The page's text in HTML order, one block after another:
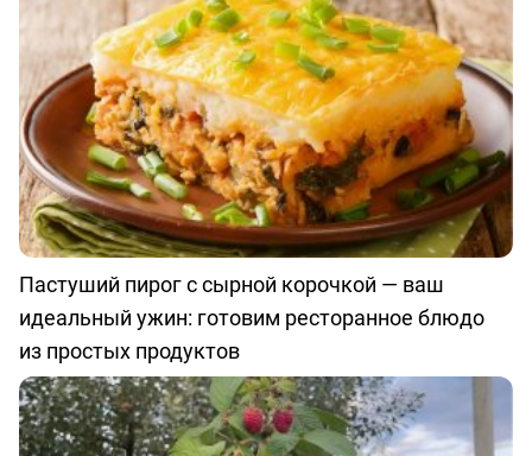
Пастуший пирог с сырной корочкой — ваш
идеальный ужин: готовим ресторанное блюдо
из простых продуктов